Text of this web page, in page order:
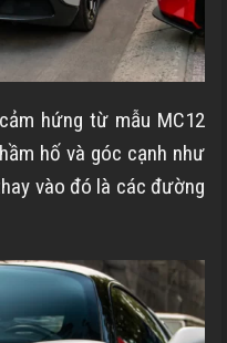
hứng từ mẫu MC12
hố và góc cạnh như
vào đó là các đường